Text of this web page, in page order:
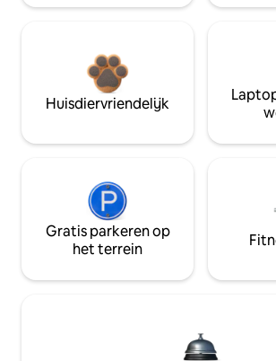
Huisdiervriendelijk
Gratis parkeren op
het terrein